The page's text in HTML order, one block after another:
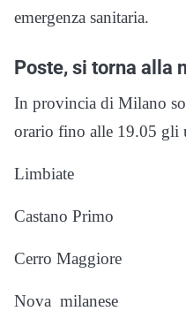
emergenza sanitaria.
Poste, si torna alla
In provincia di Milano
orario fino alle 19.05 gli
Limbiate
Castano Primo
Cerro Maggiore
Nova milanese